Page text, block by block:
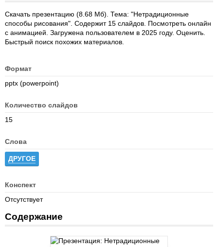
Скачать презентацию (8.68 Мб). Тема: "Нетрадиционные
способы рисования". Содержит 15 слайдов. Посмотреть онлайн
с анимацией. Загружена пользователем в 2025 году. Оценить.
Быстрый поиск похожих материалов.
Формат
pptx (powerpoint)
Количество слайдов
15
Слова
ДРУГОЕ
Конспект
Отсутствует
Содержание